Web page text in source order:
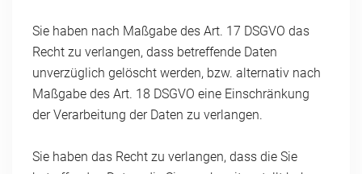
Sie haben nach Maßgabe des Art. 17 DSGVO das
Recht zu verlangen, dass betreffende Daten
unverzüglich gelöscht werden, bzw. alternativ nach
Maßgabe des Art. 18 DSGVO eine Einschränkung
der Verarbeitung der Daten zu verlangen.
Sie haben das Recht zu verlangen, dass die Sie